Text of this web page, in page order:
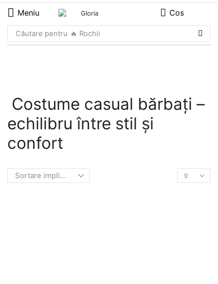
Meniu Cos
Căutare pentru 🔥 Rochii
Costume casual bărbați –
echilibru între stil și
confort